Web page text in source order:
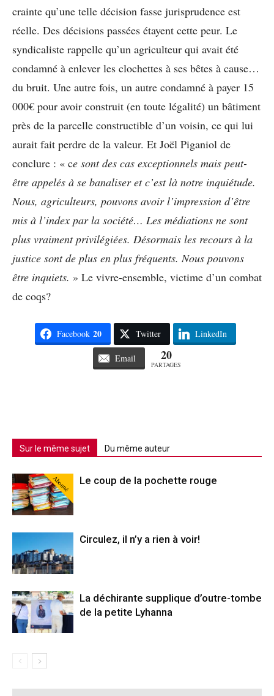
crainte qu’une telle décision fasse jurisprudence est
réelle. Des décisions passées étayent cette peur. Le
syndicaliste rappelle qu’un agriculteur qui avait été
condamné à enlever les clochettes à ses bêtes à cause…
du bruit. Une autre fois, un autre condamné à payer 15
000€ pour avoir construit (en toute légalité) un bâtiment
près de la parcelle constructible d’un voisin, ce qui lui
aurait fait perdre de la valeur. Et Joël Piganiol de
conclure : « ce sont des cas exceptionnels mais peut-
être appelés à se banaliser et c’est là notre inquiétude.
Nous, agriculteurs, pouvons avoir l’impression d’être
mis à l’index par la société… Les médiations ne sont
plus vraiment privilégiées. Désormais les recours à la
justice sont de plus en plus fréquents. Nous pouvons
être inquiets. » Le vivre-ensemble, victime d’un combat
de coqs?
Facebook 20 Twitter LinkedIn
Email 20
PARTAGES
Sur le même sujet Du même auteur
Abonné Le coup de la pochette rouge
Circulez, il n’y a rien à voir!
La déchirante supplique d’outre-tombe
de la petite Lyhanna